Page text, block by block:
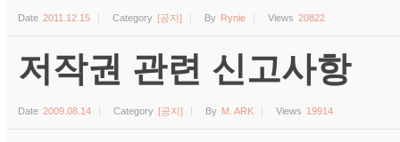
Date 2011.12.15 Category [공지] By Rynie Views 20822
저작권 관련 신고사항
Date 2009.08.14 Category [공지] By M. ARK Views 19914